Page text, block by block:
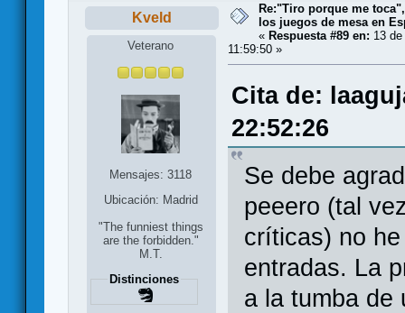
Kveld
Veterano
Mensajes: 3118
Ubicación: Madrid
"The funniest things
are the forbidden."
M.T.
Distinciones
Re:"Tiro porque me
los juegos de mesa en
« Respuesta #89 en: 13
11:59:50 »
Cita de:
22:52:26
Se debe
peeero (tal
críticas) no
entradas. La
a la tumba de